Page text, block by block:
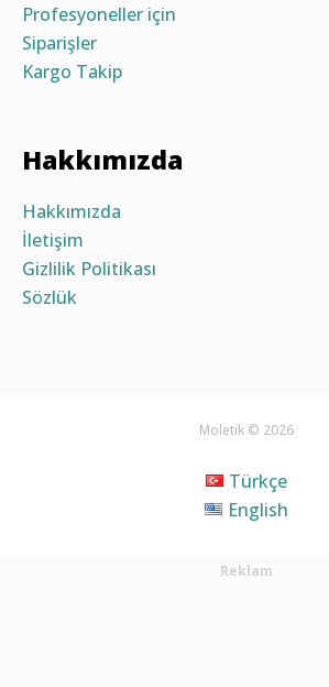
Profesyoneller için
Siparişler
Kargo Takip
Hakkımızda
Hakkımızda
İletişim
Gizlilik Politikası
Sözlük
Moletik © 2026
Türkçe
English
Reklam